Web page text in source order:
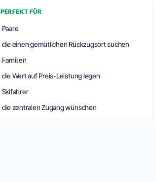
PERFEKT FÜR
Paare
die einen gemütlichen Rückzugsort suchen
Familien
die Wert auf Preis-Leistung legen
Skifahrer
die zentralen Zugang wünschen